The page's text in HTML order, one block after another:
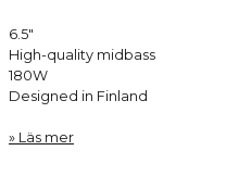
6.5″
High-quality midbass
180W
Designed in Finland
Läs mer